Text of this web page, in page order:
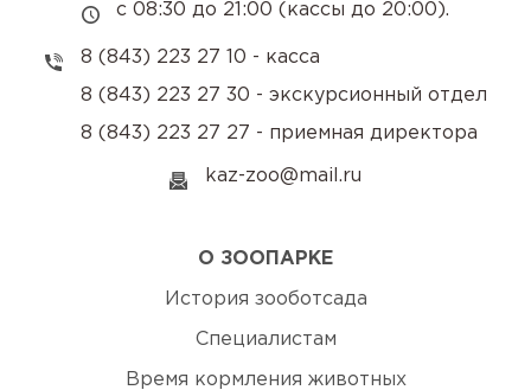
О ЗООПАРКЕ
История зооботсада
Специалистам
Время кормления животных
с 08:30 до 21:00 (кассы до 20:00).
8 (843) 223 27 10 - касса
8 (843) 223 27 30 - экскурсионный отдел
8 (843) 223 27 27 - приемная директора
kaz-zoo@mail.ru